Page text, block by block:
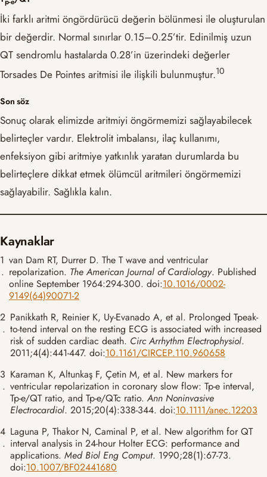
İki farklı aritmi öngördürücü değerin bölünmesi ile oluşturulan
bir değerdir. Normal sınırlar 0.15–0.25’tir. Edinilmiş uzun
QT sendromlu hastalarda 0.28’in üzerindeki değerler
Torsades De Pointes aritmisi ile ilişkili bulunmuştur.​10​
Son söz
Sonuç olarak elimizde aritmiyi öngörmemizi sağlayabilecek
belirteçler vardır. Elektrolit imbalansı, ilaç kullanımı,
enfeksiyon gibi aritmiye yatkınlık yaratan durumlarda bu
belirteçlere dikkat etmek ölümcül aritmileri öngörmemizi
sağlayabilir. Sağlıkla kalın.
Kaynaklar
1
.
van Dam RT, Durrer D. The T wave and ventricular
repolarization. The American Journal of Cardiology. Published
online September 1964:294-300. doi:10.1016/0002-
9149(64)90071-2
2
.
Panikkath R, Reinier K, Uy-Evanado A, et al. Prolonged Tpeak-
to-tend interval on the resting ECG is associated with increased
risk of sudden cardiac death. Circ Arrhythm Electrophysiol.
2011;4(4):441-447. doi:10.1161/CIRCEP.110.960658
3
.
Karaman K, Altunkaş F, Çetin M, et al. New markers for
ventricular repolarization in coronary slow flow: Tp-e interval,
Tp-e/QT ratio, and Tp-e/QTc ratio.Ann Noninvasive
Electrocardiol. 2015;20(4):338-344. doi:10.1111/anec.12203
4
.
Laguna P, Thakor N, Caminal P, et al. New algorithm for QT
interval analysis in 24-hour Holter ECG: performance and
applications. Med Biol Eng Comput. 1990;28(1):67-73.
doi:10.1007/BF02441680